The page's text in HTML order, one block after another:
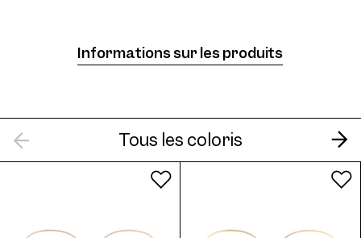
Informations sur les produits
Tous les coloris